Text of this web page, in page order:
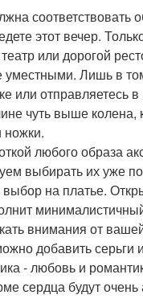
соответствовать
этот вечер.
или дорогой
уместными. Лишь в
или отправляетесь в
чуть выше колена,
ножки.
любого образа
выбирать их уже
на платье.
внимания от
добавить серьги
- любовь и
сердца будут очень